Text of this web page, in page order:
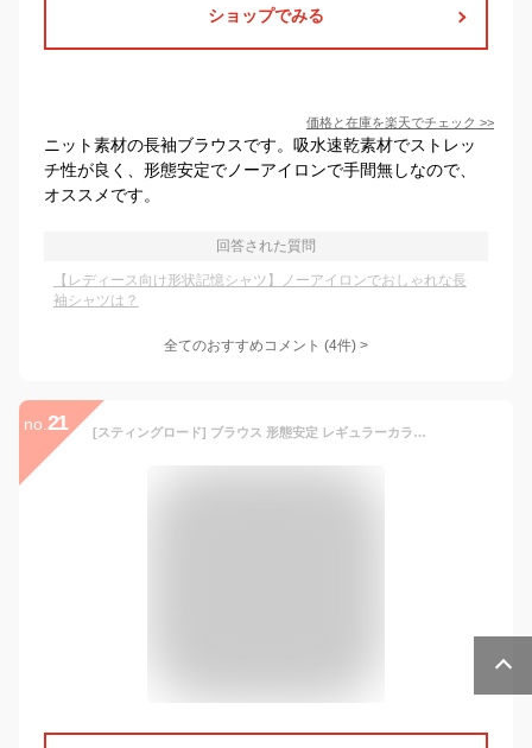
ショップでみる
価格と在庫を楽天でチェック >>
ニット素材の長袖ブラウスです。吸水速乾素材でストレッ
チ性が良く、形態安定でノーアイロンで手間無しなので、
オススメです。
回答された質問
【レディース向け形状記憶シャツ】ノーアイロンでおしゃれな長
袖シャツは？
全てのおすすめコメント (4件) >
no. 21 [スティングロード] ブラウス 形態安定 レギュラーカラー 長袖 ノーアイロン STL04007-AM-1 レディース C/#Cピンク 15号